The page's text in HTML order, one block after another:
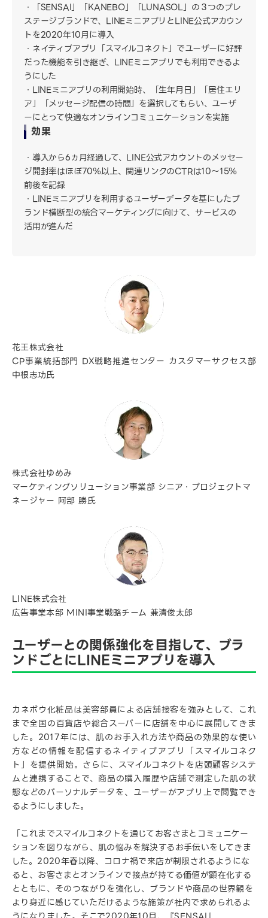
「SENSAI」「KANEBO」「LUNASOL」の３つのプレ
ステージブランドで、LINEミニアプリとLINE公式アカウン
トを2020年10月に導入
ネイティブアプリ「スマイルコネクト」でユーザーに好評
だった機能を引き継ぎ、LINEミニアプリでも利用できるよ
うにした
LINEミニアプリの利用開始時、「生年月日」「居住エリ
ア」「メッセージ配信の時間」を選択してもらい、ユーザ
ーにとって快適なオンラインコミュニケーションを実施
効果
導入から6ヵ月経過して、LINE公式アカウントのメッセー
ジ開封率はほぼ70％以上、関連リンクのCTRは10～15％
前後を記録
LINEミニアプリを利用するユーザーデータを基にしたブ
ランド横断型の統合マーケティングに向けて、サービスの
活用が進んだ
花王株式会社
CP事業統括部門 DX戦略推進センター カスタマーサクセス部
中根志功氏
株式会社ゆめみ
マーケティングソリューション事業部 シニア・プロジェクトマ
ネージャー 阿部 勝氏
LINE株式会社
広告事業本部 MINI事業戦略チーム 兼清俊太郎
ユーザーとの関係強化を目指して、ブラ
ンドごとにLINEミニアプリを導入
カネボウ化粧品は美容部員による店舗接客を強みとして、これ
まで全国の百貨店や総合スーパーに店舗を中心に展開してきま
した。2017年には、肌のお手入れ方法や商品の効果的な使い
方などの情報を配信するネイティブアプリ「スマイルコネク
ト」を提供開始。さらに、スマイルコネクトを店頭顧客システ
ムと連携することで、商品の購入履歴や店舗で測定した肌の状
態などのパーソナルデータを、ユーザーがアプリ上で閲覧でき
るようにしました。
「これまでスマイルコネクトを通じてお客さまとコミュニケー
ションを図りながら、肌の悩みを解決するお手伝いをしてきま
した。2020年春以降、コロナ禍で来店が制限されるようにな
ると、お客さまとオンラインで接点が持てる価値が顕在化する
とともに、そのつながりを強化し、ブランドや商品の世界観を
より身近に感じていただけるような施策が社内で求められるよ